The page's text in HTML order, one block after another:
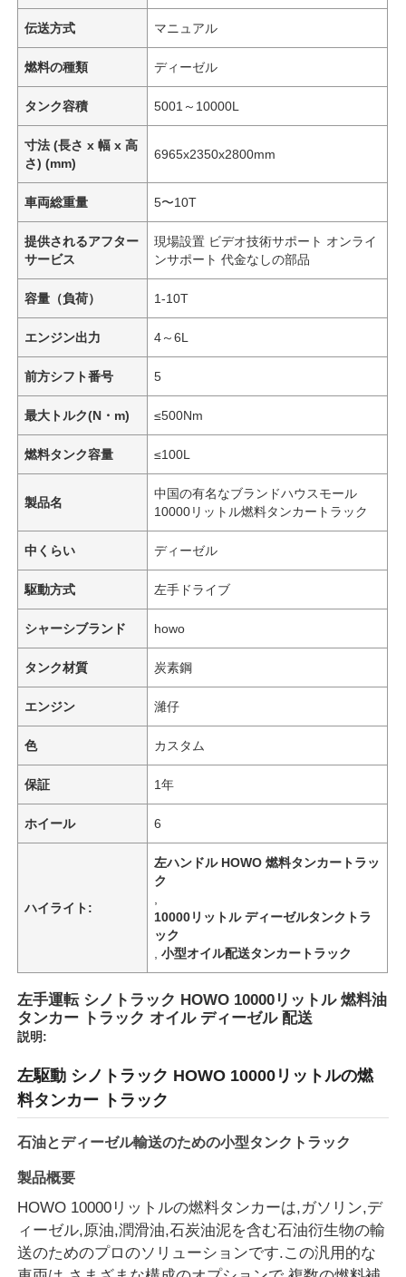
ホーム
製品
お問い合わせ
ニュース
すべての場合
見積依頼
タンク半トレーラー
伝送方式 マニュアル
燃料の種類 ディーゼル
タンク容積 5001～10000L
寸法 (長さ x 幅 x 高
さ) (mm)
6965x2350x2800mm
車両総重量 5〜10T
提供されるアフター
サービス
現場設置 ビデオ技術サポート オンライ
ンサポート 代金なしの部品
容量（負荷） 1-10T
エンジン出力 4～6L
前方シフト番号 5
最大トルク(N・m) ≤500Nm
燃料タンク容量 ≤100L
製品名
中国の有名なブランドハウスモール
10000リットル燃料タンカートラック
中くらい ディーゼル
駆動方式 左手ドライブ
シャーシブランド howo
タンク材質 炭素鋼
エンジン 濰仔
色 カスタム
保証 1年
ホイール 6
ハイライト:
左ハンドル HOWO 燃料タンカートラッ
ク
10000リットル ディーゼルタンクトラ
ック
,小型オイル配送タンカートラック
左手運転 シノトラック HOWO 10000リットル 燃料油
タンカー トラック オイル ディーゼル 配送
説明:
左駆動 シノトラック HOWO 10000リットルの燃
料タンカー トラック
石油とディーゼル輸送のための小型タンクトラック
製品概要
HOWO 10000リットルの燃料タンカーは,ガソリン,デ
ィーゼル,原油,潤滑油,石炭油泥を含む石油衍生物の輸
送のためのプロのソリューションです.この汎用的な